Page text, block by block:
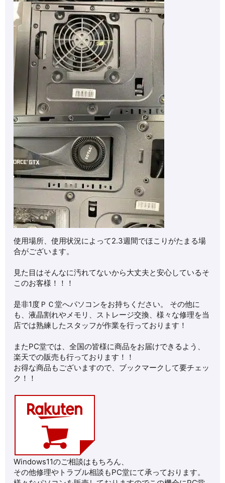
使用場所、使用状況によって2.3週間でほこりがたまる場
合がございます。
見た目はそんなに汚れてないから大丈夫と安心しているそ
このお客様！！！
是非1度ＰＣ堂へパソコンをお持ちください。 その他に
も、液晶割れやメモリ、ストレージ交換、様々な修理を当
店では熟練したスタッフが作業を行っております！
またPC堂では、全国の皆様に商品をお届けできるよう、
楽天での販売も行っております！！
お得な商品もございますので、ブックマークして要チェッ
ク！！
Windows11のご相談はもちろん、
その他修理やトラブル相談もPC堂にて承っております。